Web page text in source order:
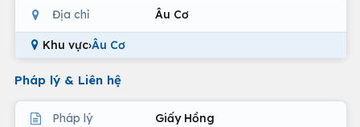
Địa chỉ Âu Cơ
Khu vực›Âu Cơ
Pháp lý & Liên hệ
Pháp lý Giấy Hồng